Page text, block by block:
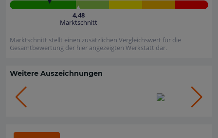
4,48
Marktschnitt
Marktschnitt stellt einen zusätzlichen Vergleichswert für die
Gesamtbewertung der hier angezeigten Werkstatt dar.
Weitere Auszeichnungen